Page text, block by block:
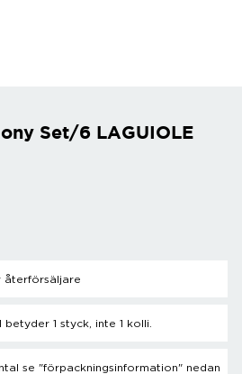
Set/6 LAGUIOLE
återförsäljare
betyder 1 styck, inte 1 kolli.
se "förpackningsinformation" nedan